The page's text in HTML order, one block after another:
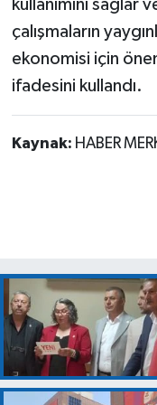
kullanımını sağlar
çalışmaların
ekonomisi için
ifadesini kullandı.
Kaynak: HABER